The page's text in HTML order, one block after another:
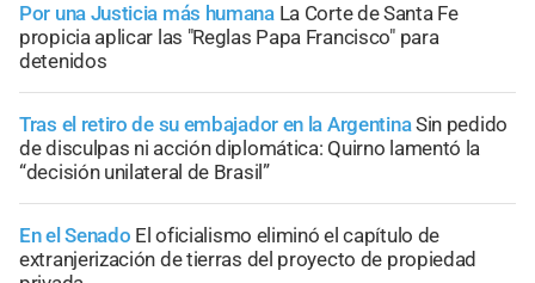
Por una Justicia más humana La Corte de Santa Fe
propicia aplicar las "Reglas Papa Francisco" para
detenidos
Tras el retiro de su embajador en la ArgentinaSin pedido
de disculpas ni acción diplomática: Quirno lamentó la
“decisión unilateral de Brasil”
En el Senado El oficialismo eliminó el capítulo de
extranjerización de tierras del proyecto de propiedad